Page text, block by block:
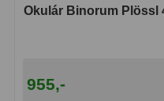
Okulár Binorum Plössl
955,-